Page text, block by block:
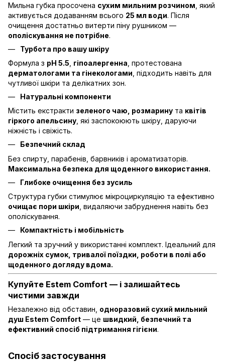
Мильна губка просочена сухим мильним розчином , який
активується додаванням всього 25 мл води. Після
очищення достатньо витерти піну рушником —
ополіскування не потрібне.
Турбота про вашу шкіру
Формула з pH 5.5 гіпоалергенна , протестована
дерматологами та гінекологами , підходить навіть для
чутливої шкіри та делікатних зон.
Натуральні компоненти
Містить екстракти зеленого чаю, розмарину та квітів
гіркого апельсину , які заспокоюють шкіру, даруючи
ніжність і свіжість.
Безпечний склад
Без спирту, парабенів, барвників і ароматизаторів.
Максимальна безпека для щоденного використання.
Глибоке очищення без зусиль
Структура губки стимулює мікроциркуляцію та ефективно
очищає пори шкіри , видаляючи забруднення навіть без
ополіскування.
Компактність і мобільність
Легкий та зручний у використанні комплект. Ідеальний для
дорожніх сумок, тривалої поїздки, роботи в полі або
щоденного догляду вдома.
Купуйте Estem Comfort — і залишайтесь
чистими завжди
Незалежно від обставин, одноразовий сухий мильний
душ Estem Comfort — це швидкий, безпечний та
ефективний спосіб підтримання гігієни.
Спосіб застосування